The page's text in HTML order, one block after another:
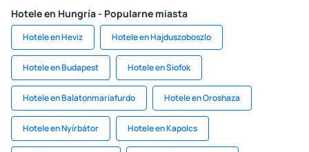
Hotele en Hungría - Popularne miasta
Hotele en Heviz Hotele en Hajduszoboszlo
Hotele en Budapest Hotele en Siofok
Hotele en Balatonmariafurdo Hotele en Oroshaza
Hotele en Nyírbátor Hotele en Kapolcs